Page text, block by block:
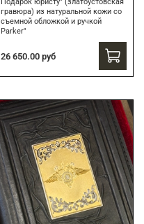
Подарок юристу" (златоустовская
гравюра) из натуральной кожи со
съемной обложкой и ручкой
Parker"
26 650.00 руб